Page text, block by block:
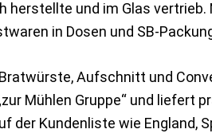
und im Glas vertrieb.
in Dosen und SB-
Aufschnitt und
Mühlen Gruppe“ und liefert
der Kundenliste wie England,